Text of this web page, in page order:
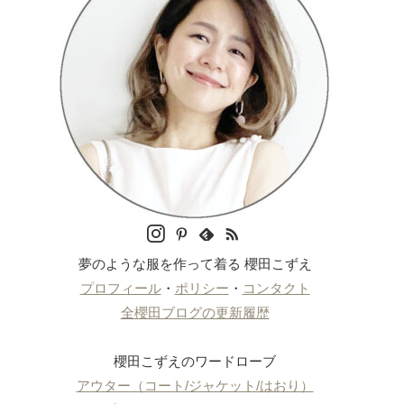
夢のような服を作って着る 櫻田こずえ
プロフィール・ ポリシー ・ コンタクト
全櫻田ブログの更新履歴
櫻田こずえのワードローブ
アウター（コート/ジャケット/はおり）